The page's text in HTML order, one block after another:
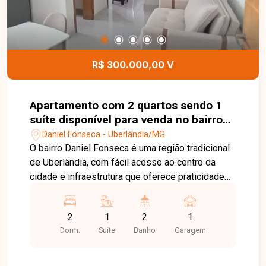
oportunidade.
R$ 300.000,00 V
Apartamento com 2 quartos sendo 1
suíte disponível para venda no bairro
Daniel Fonseca em Uberlândia-MG
Daniel Fonseca - Uberlândia/MG
O bairro Daniel Fonseca é uma região tradicional
de Uberlândia, com fácil acesso ao centro da
cidade e infraestrutura que oferece praticidade
escolas e diversas conveniências, o bairro é uma
excelente opção para moradia ou investimento.
Apartamento com 50,43 m² de área útil,
2
Dorm.
1
Suite
2
Banho
1
Garagem